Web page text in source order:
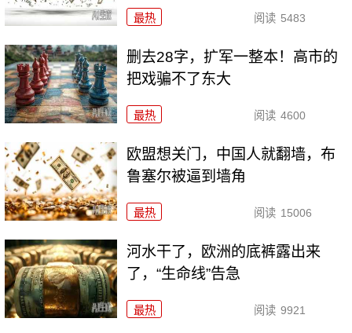
最热 阅读 5483
删去28字，扩军一整本！高市的
把戏骗不了东大
最热 阅读 4600
欧盟想关门，中国人就翻墙，布
鲁塞尔被逼到墙角
最热 阅读 15006
河水干了，欧洲的底裤露出来
了，“生命线”告急
最热 阅读 9921